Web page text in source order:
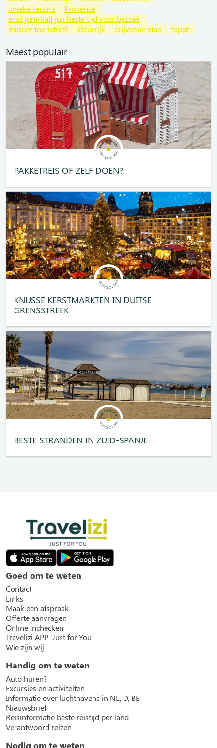
unieke resorts
Provence
eind juni-half juli beste tijd voor bezoek
minder toeristisch
kleurrijk drijvende stad topaz
Meest populair
PAKKETREIS OF ZELF DOEN?
KNUSSE KERSTMARKTEN IN DUITSE
GRENSSTREEK
BESTE STRANDEN IN ZUID-SPANJE
Goed om te weten
Contact
Links
Maak een afspraak
Offerte aanvragen
Online inchecken
Travelizi APP 'Just for You'
Wie zijn wij
Handig om te weten
Auto huren?
Excursies en activiteiten
Informatie over luchthavens in NL, D, BE
Nieuwsbrief
Reisinformatie beste reistijd per land
Verantwoord reizen
Nodig om te weten